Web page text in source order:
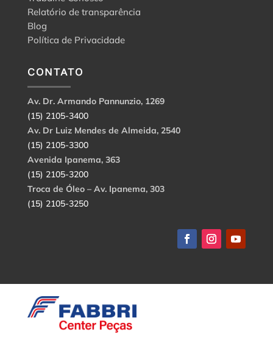
Relatório de transparência
Blog
Política de Privacidade
CONTATO
Av. Dr. Armando Pannunzio, 1269
(15) 2105-3400
Av. Dr Luiz Mendes de Almeida, 2540
(15) 2105-3300
Avenida Ipanema, 363
(15) 2105-3200
Troca de Óleo – Av. Ipanema, 303
(15) 2105-3250